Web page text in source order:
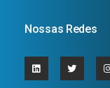
Nossas Redes